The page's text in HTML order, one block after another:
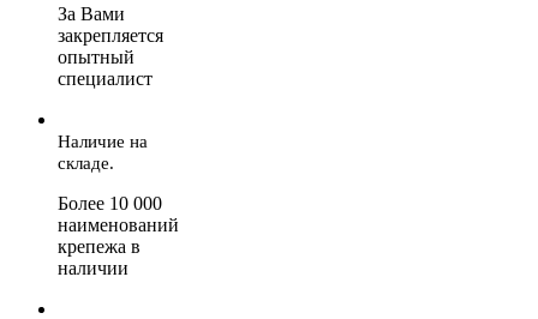
За Вами
закрепляется
опытный
специалист
Наличие на
складе.
Более 10 000
наименований
крепежа в
наличии